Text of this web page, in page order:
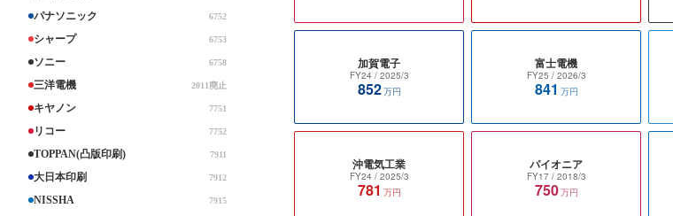
パナソニック 6752
シャープ 6753
ソニー 6758
三洋電機 2011廃止
キヤノン 7751
リコー 7752
TOPPAN(凸版印刷) 7911
大日本印刷 7912
NISSHA 7915
加賀電子
FY24 / 2025/3
852万円
富士電機
FY25 / 2026/3
841 万円
沖電気工業
FY24 / 2025/3
781 万円
パイオニア
FY17/ 2018/3
750万円